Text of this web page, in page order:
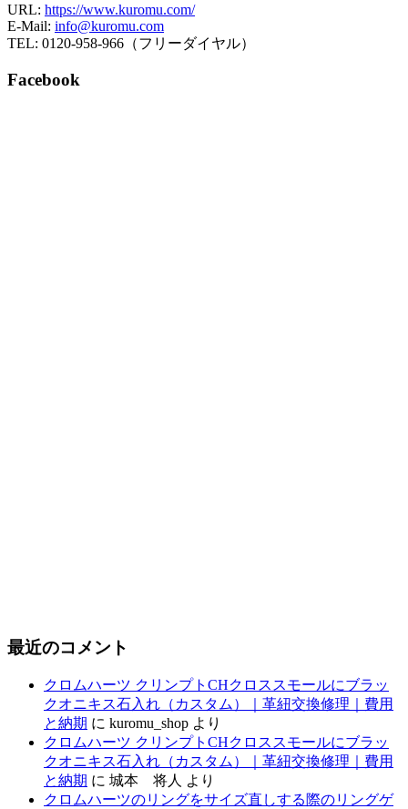
URL: https://www.kuromu.com/
E-Mail: info@kuromu.com
TEL: 0120-958-966（フリーダイヤル）
Facebook
最近のコメント
クロムハーツ クリンプトCHクロススモールにブラッ
クオニキス石入れ（カスタム）｜革紐交換修理｜費用
と納期 に kuromu_shop より
クロムハーツ クリンプトCHクロススモールにブラッ
クオニキス石入れ（カスタム）｜革紐交換修理｜費用
と納期 に 城本 将人 より
クロムハーツのリングをサイズ直しする際のリングゲ